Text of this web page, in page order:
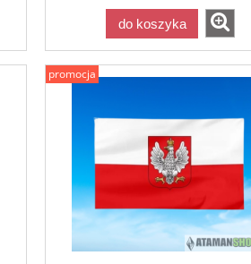
do koszyka
promocja